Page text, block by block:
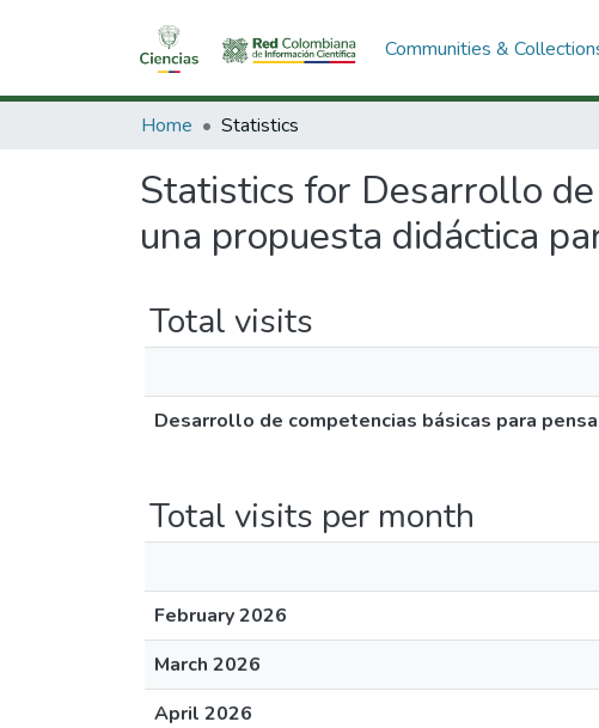
Communities &
Home Statistics
Statistics for Desarrollo
una propuesta didáctica
Total visits
Desarrollo de competencias básicas para
Total visits per month
February 2026
March 2026
April 2026